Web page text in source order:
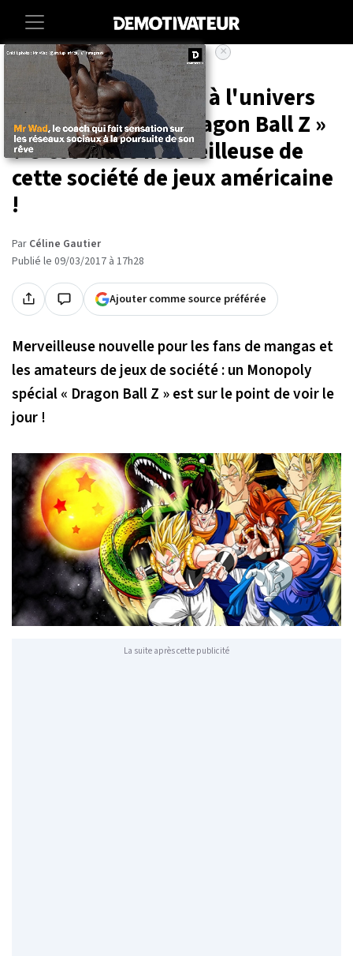
Entertainment Tele
Un Monopoly dédié à l'univers
fantastique de « Dragon Ball Z »
? C'est l'idée merveilleuse de
cette société de jeux américaine
!
Par Céline Gautier
Publié le 09/03/2017 à 17h28
Ajouter comme source préférée
Merveilleuse nouvelle pour les fans de mangas et
les amateurs de jeux de société : un Monopoly
spécial « Dragon Ball Z » est sur le point de voir le
jour !
La suite après cette publicité
×